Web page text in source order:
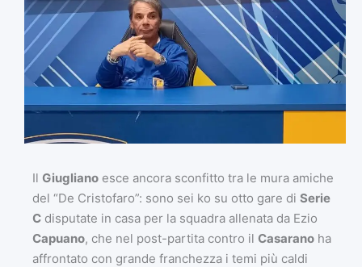
Il Giugliano esce ancora sconfitto tra le mura amiche
del “De Cristofaro”: sono sei ko su otto gare di Serie
C disputate in casa per la squadra allenata da Ezio
Capuano, che nel post-partita contro il Casarano ha
affrontato con grande franchezza i temi più caldi